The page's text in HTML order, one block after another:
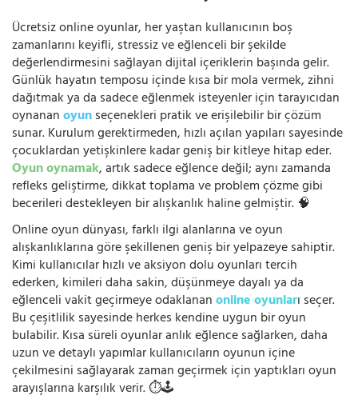
Ücretsiz online oyunlar, her yaştan kullanıcının boş
zamanlarını keyifli, stressiz ve eğlenceli bir şekilde
değerlendirmesini sağlayan dijital içeriklerin başında gelir.
Günlük hayatın temposu içinde kısa bir mola vermek, zihni
dağıtmak ya da sadece eğlenmek isteyenler için tarayıcıdan
oynananoyunseçenekleri pratik ve erişilebilir bir çözüm
sunar. Kurulum gerektirmeden, hızlı açılan yapıları sayesinde
çocuklardan yetişkinlere kadar geniş bir kitleye hitap eder.
Oyun oynamak, artık sadece eğlence değil; aynı zamanda
refleks geliştirme, dikkat toplama ve problem çözme gibi
becerileri destekleyen bir alışkanlık haline gelmiştir. 🧠
Online oyun dünyası, farklı ilgi alanlarına ve oyun
alışkanlıklarına göre şekillenen geniş bir yelpazeye sahiptir.
Kimi kullanıcılar hızlı ve aksiyon dolu oyunları tercih
ederken, kimileri daha sakin, düşünmeye dayalı ya da
eğlenceli vakit geçirmeye odaklananonline oyunları seçer.
Bu çeşitlilik sayesinde herkes kendine uygun bir oyun
bulabilir. Kısa süreli oyunlar anlık eğlence sağlarken, daha
uzun ve detaylı yapımlar kullanıcıların oyunun içine
çekilmesini sağlayarak zaman geçirmek için yaptıkları oyun
arayışlarına karşılık verir. ⏱️🕹️